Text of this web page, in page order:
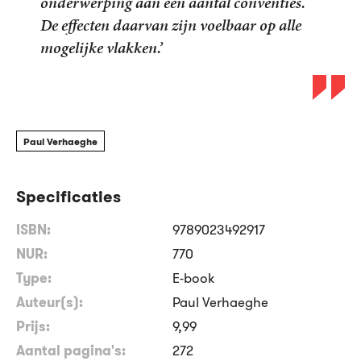
De effecten daarvan zijn voelbaar op alle
mogelijke vlakken.’
Paul Verhaeghe
Specificaties
ISBN:
9789023492917
NUR:
770
Type:
E-book
Auteur(s):
Paul Verhaeghe
Prijs:
9,99
Aantal pagina's:
272